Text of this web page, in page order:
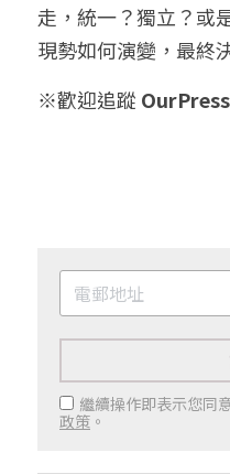
走，統一？獨立？或
現勢如何演變，最終
※歡迎追蹤
繼續操作即表示您同
政策 。